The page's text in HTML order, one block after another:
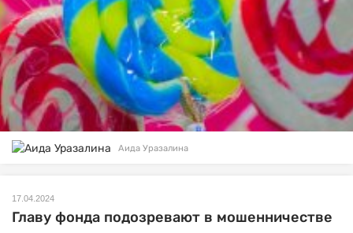
Аида Уразалина
17.04.2024
Главу фонда подозревают в мошенничестве